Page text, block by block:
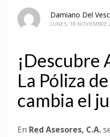
Damiano Del
LUNES, 18 NOVIEMBRE
¡Descubre
La Póliza
cambia el
En Red Asesores, C.A.